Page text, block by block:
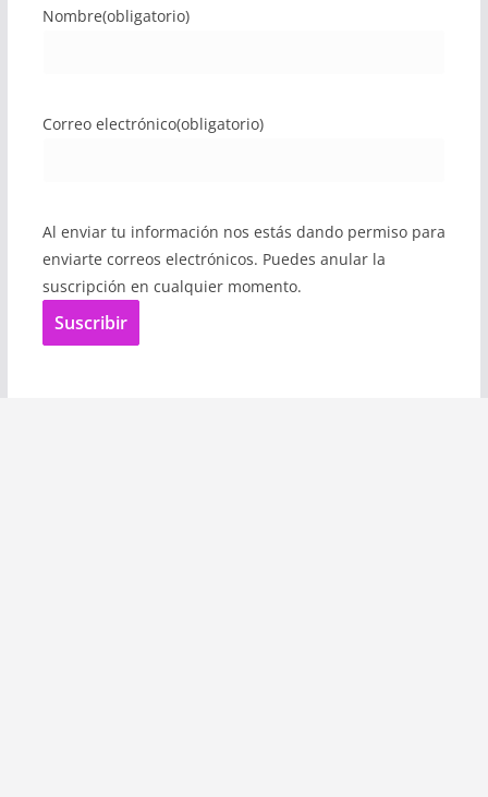
Nombre(obligatorio)
Correo electrónico(obligatorio)
Al enviar tu información nos estás dando permiso para
enviarte correos electrónicos. Puedes anular la
suscripción en cualquier momento.
Suscribir